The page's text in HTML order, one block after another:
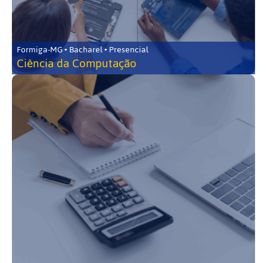
Formiga-MG • Bacharel • Presencial
Ciência da Computação